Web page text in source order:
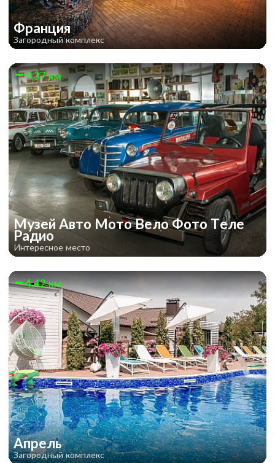
Франция
Загородный комплекс
4.37 км
Музей Авто Мото Вело Фото Теле
Радио
Интересное место
4.42 км
Апрель
Загородный комплекс